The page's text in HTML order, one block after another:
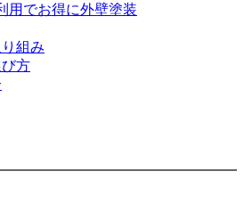
用でお得に外壁塗装
組み
方